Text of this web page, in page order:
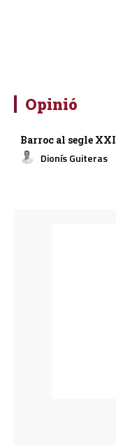
Opinió
Barroc al segle XXI
Dionís Guiteras